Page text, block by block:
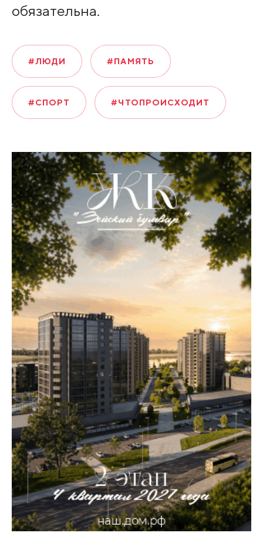
обязательна.
#ЛЮДИ #ПАМЯТЬ
#СПОРТ #ЧТОПРОИСХОДИТ